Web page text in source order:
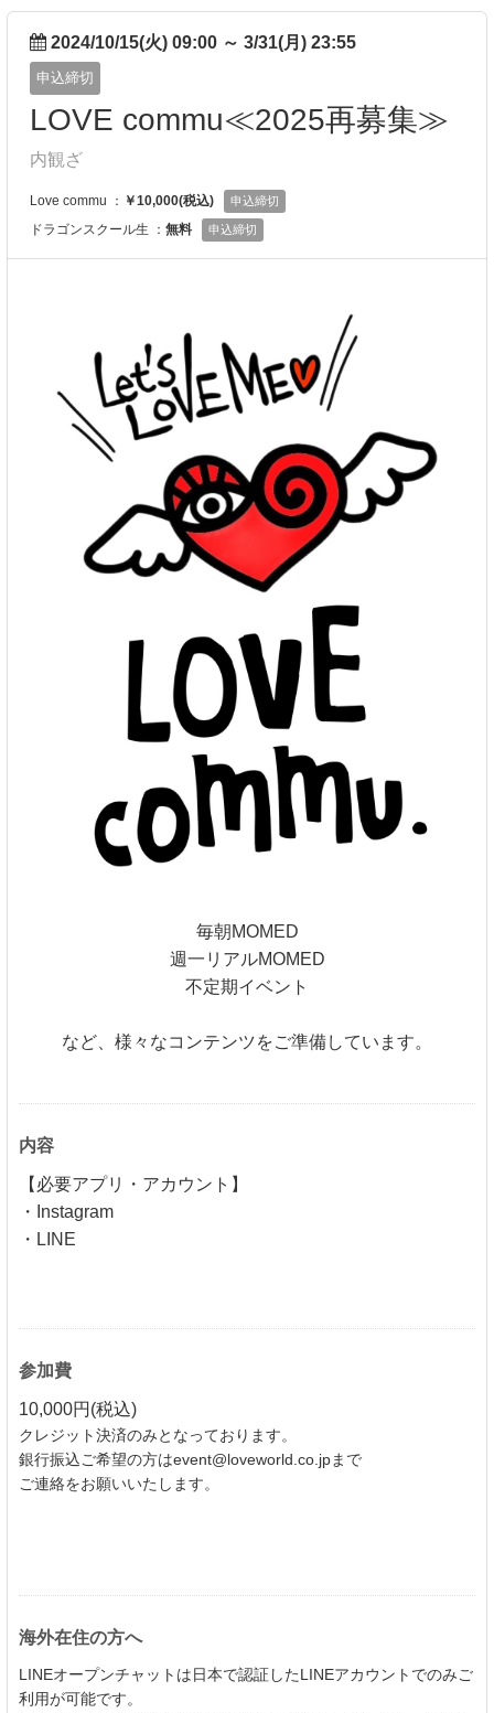
2024/10/15(火) 09:00 ～ 3/31(月) 23:55
申込締切
LOVE commu≪2025再募集≫
内観ざ
Love commu ： ￥10,000(税込) 申込締切
ドラゴンスクール生 ： 無料 申込締切
毎朝MOMED
週一リアルMOMED
不定期イベント
など、様々なコンテンツをご準備しています。
内容
【必要アプリ・アカウント】
・Instagram
・LINE
参加費
10,000円(税込)
クレジット決済のみとなっております。
銀行振込ご希望の方はevent@loveworld.co.jpまで
ご連絡をお願いいたします。
海外在住の方へ
LINEオープンチャットは日本で認証したLINEアカウントでのみご
利用が可能です。